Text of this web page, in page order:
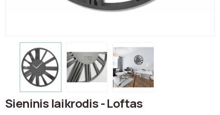
Sieninis laikrodis - Loftas